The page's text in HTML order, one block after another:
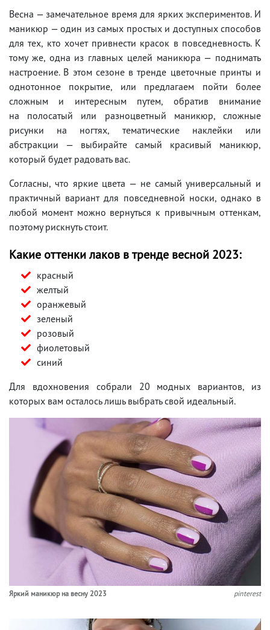
Весна — замечательное время для ярких экспериментов. И
маникюр — один из самых простых и доступных способов
для тех, кто хочет привнести красок в повседневность. К
тому же, одна из главных целей маникюра — поднимать
настроение. В этом сезоне в тренде цветочные принты и
однотонное покрытие, или предлагаем пойти более
сложным и интересным путем, обратив внимание
на полосатый или разноцветный маникюр, сложные
рисунки на ногтях, тематические наклейки или
абстракции — выбирайте самый красивый маникюр,
который будет радовать вас.
Согласны, что яркие цвета — не самый универсальный и
практичный вариант для повседневной носки, однако в
любой момент можно вернуться к привычным оттенкам,
поэтому рискнуть стоит.
Какие оттенки лаков в тренде весной 2023:
красный
желтый
оранжевый
зеленый
розовый
фиолетовый
синий
Для вдохновения собрали 20 модных вариантов, из
которых вам осталось лишь выбрать свой идеальный.
Яркий маникюр на весну 2023 pinterest